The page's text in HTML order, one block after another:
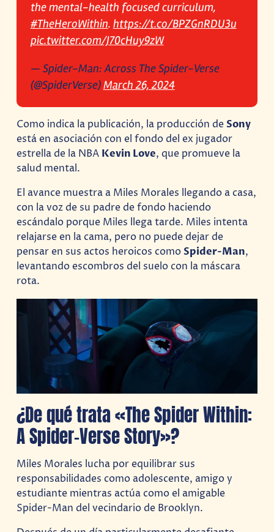
the mental-health focused curriculum,
#TheHeroWithin. https://t.co/BPZGnRDU3u
pic.twitter.com/J70cHuy9zW
— Spider-Man: Across The Spider-Verse
(@SpiderVerse)March 26, 2024
Como indica la publicación, la producción deSony
está en asociación con el fondo del ex jugador
estrella de la NBA Kevin Love, que promueve la
salud mental.
El avance muestra a Miles Morales llegando a casa,
con la voz de su padre de fondo haciendo
escándalo porque Miles llega tarde. Miles intenta
relajarse en la cama, pero no puede dejar de
pensar en sus actos heroicos comoSpider-Man,
levantando escombros del suelo con la máscara
rota.
¿De qué trata «The Spider Within:
A Spider-Verse Story»?
Miles Morales lucha por equilibrar sus
responsabilidades como adolescente, amigo y
estudiante mientras actúa como el amigable
Spider-Man del vecindario de Brooklyn.